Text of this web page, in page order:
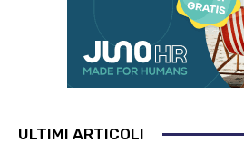
ULTIMI ARTICOLI